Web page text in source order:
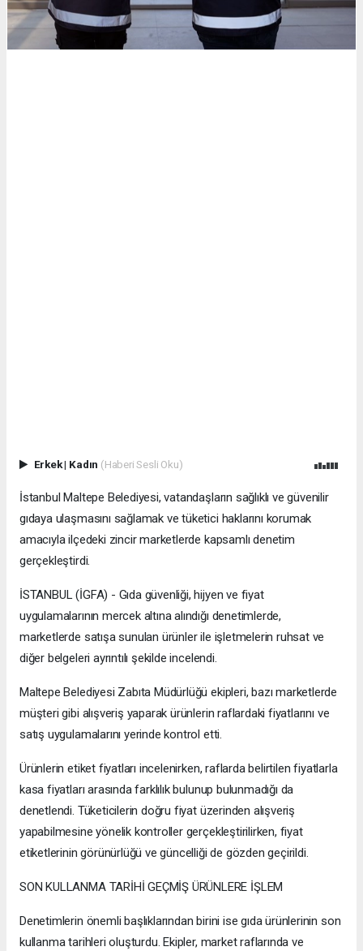
Erkek| Kadın (Haberi Sesli Oku)
İstanbul Maltepe Belediyesi, vatandaşların sağlıklı ve güvenilir
gıdaya ulaşmasını sağlamak ve tüketici haklarını korumak
amacıyla ilçedeki zincir marketlerde kapsamlı denetim
gerçekleştirdi.
İSTANBUL (İGFA) - Gıda güvenliği, hijyen ve fiyat
uygulamalarının mercek altına alındığı denetimlerde,
marketlerde satışa sunulan ürünler ile işletmelerin ruhsat ve
diğer belgeleri ayrıntılı şekilde incelendi.
Maltepe Belediyesi Zabıta Müdürlüğü ekipleri, bazı marketlerde
müşteri gibi alışveriş yaparak ürünlerin raflardaki fiyatlarını ve
satış uygulamalarını yerinde kontrol etti.
Ürünlerin etiket fiyatları incelenirken, raflarda belirtilen fiyatlarla
kasa fiyatları arasında farklılık bulunup bulunmadığı da
denetlendi. Tüketicilerin doğru fiyat üzerinden alışveriş
yapabilmesine yönelik kontroller gerçekleştirilirken, fiyat
etiketlerinin görünürlüğü ve güncelliği de gözden geçirildi.
SON KULLANMA TARİHİ GEÇMİŞ ÜRÜNLERE İŞLEM
Denetimlerin önemli başlıklarından birini ise gıda ürünlerinin son
kullanma tarihleri oluşturdu. Ekipler, market raflarında ve